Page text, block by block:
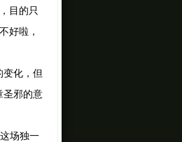
目的只
好啦，
化，但
圣邪的意
场独一